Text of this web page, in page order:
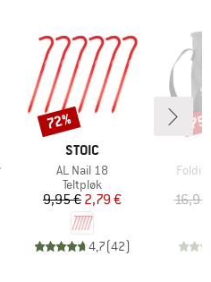
MÆRKE
STOIC
Artikel
AL Nail 18
Produktgruppe
Teltpløk
Pris
9,95 €Nedsat pris
2,79 €
4,7(42)
Rabat
72%
Artikel
16,95